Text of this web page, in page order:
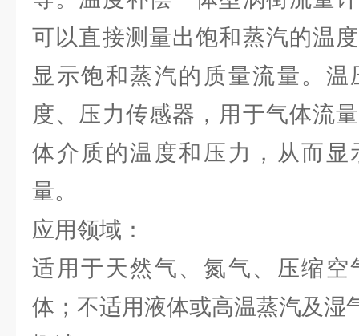
可以直接测量出饱和蒸汽的温
显示饱和蒸汽的质量流量。
度、压力传感器，用于气体流
体介质的温度和压力，从而显
量。
应用领域：
适用于天然气、氮气、压缩空
体；不适用液体或高温蒸汽及湿